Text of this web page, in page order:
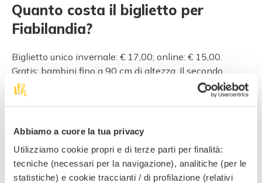
Abbiamo a cuore la tua privacy
Utilizziamo cookie propri e di terze parti per finalità:
tecniche (necessari per la navigazione), analitiche (per le
statistiche) e cookie traccianti / di profilazione (relativi
Quanto costa il biglietto per
Fiabilandia?
Biglietto unico invernale: € 17,00; online: € 15,00.
Gratis: bambini fino a 90 cm di altezza. Il secondo
giorno (consecutivo) ingresso gratuito con lo stesso
biglietto. Le tariffe 2026 sono in arrivo!
Info utili per Fiabilandia
Dove: Via Gerolamo Cardano, 15 Rivazzurra, 47924
Rimini RN